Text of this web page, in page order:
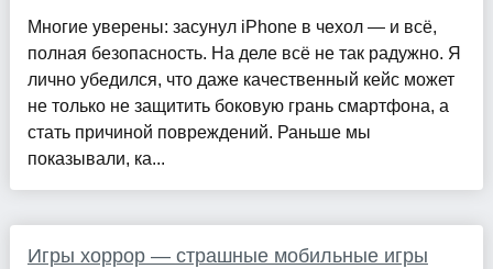
Многие уверены: засунул iPhone в чехол — и всё,
полная безопасность. На деле всё не так радужно. Я
лично убедился, что даже качественный кейс может
не только не защитить боковую грань смартфона, а
стать причиной повреждений. Раньше мы
показывали, ка...
Игры хоррор — страшные мобильные игры